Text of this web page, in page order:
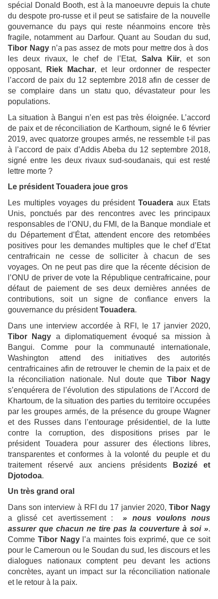
spécial Donald Booth, est à la manoeuvre depuis la chute
du despote pro-russe et il peut se satisfaire de la nouvelle
gouvernance du pays qui reste néanmoins encore très
fragile, notamment au Darfour. Quant au Soudan du sud,
Tibor Nagyn’a pas assez de mots pour mettre dos à dos
les deux rivaux, le chef de l’Etat, Salva Kiir, et son
opposant,
Riek Machar, et leur ordonner de respecter
l’accord de paix du 12 septembre 2018 afin de cesser de
se complaire dans un statu quo, dévastateur pour les
populations.
La situation à Bangui n’en est pas très éloignée. L’accord
de paix et de réconciliation de Karthoum, signé le 6 février
2019, avec quatorze groupes armés, ne ressemble t-il pas
à l’accord de paix d’Addis Abeba du 12 septembre 2018,
signé entre les deux rivaux sud-soudanais, qui est resté
lettre morte ?
Le président Touadera joue gros
Les multiples voyages du présidentTouadera aux Etats
Unis, ponctués par des rencontres avec les principaux
responsables de l’ONU, du FMI, de la Banque mondiale et
du Département d’État, attendent encore des retombées
positives pour les demandes multiples que le chef d’Etat
centrafricain ne cesse de solliciter à chacun de ses
voyages. On ne peut pas dire que la récente décision de
l’ONU de priver de vote la République centrafricaine, pour
défaut de paiement de ses deux dernières années de
contributions, soit un signe de confiance envers la
gouvernance du présidentTouadera.
Dans une interview accordée à RFI, le 17 janvier 2020,
Tibor Nagy a diplomatiquement évoqué sa mission à
Bangui. Comme pour la communauté internationale,
Washington attend des initiatives des autorités
centrafricaines afin de retrouver le chemin de la paix et de
la réconciliation nationale. Nul doute que Tibor Nagy
s’enquérera de l’évolution des stipulations de l’Accord de
Khartoum, de la situation des parties du territoire occupées
par les groupes armés, de la présence du groupe Wagner
et des Russes dans l’entourage présidentiel, de la lutte
contre la corruption, des dispositions prises par le
président Touadera pour assurer des élections libres,
transparentes et conformes à la volonté du peuple et du
traitement réservé aux anciens présidents
Bozizé et
Djotodoa.
Un très grand oral
Dans son interview à RFI du 17 janvier 2020,Tibor Nagy
a glissé cet avertissement :
» nous voulons nous
assurer que chacun ne tire pas la couverture à soi ».
Comme Tibor Nagy l’a maintes fois exprimé, que ce soit
pour le Cameroun ou le Soudan du sud, les discours et les
dialogues nationaux comptent peu devant les actions
concrètes, ayant un impact sur la réconciliation nationale
et le retour à la paix.